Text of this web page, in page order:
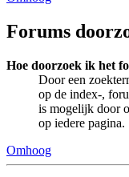
Forums
Hoe doorzoek ik het
Door een
op de index-,
is mogelijk door
op iedere pagina.
Omhoog